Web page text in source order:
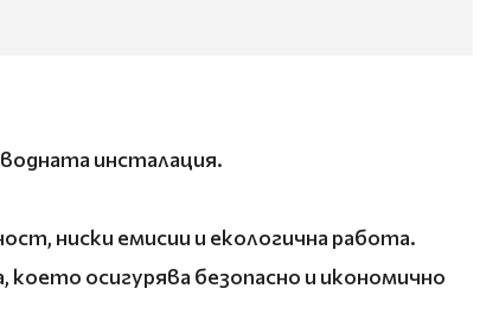
инсталация.
ниски емисии и екологична работа.
осигурява безопасно и икономично